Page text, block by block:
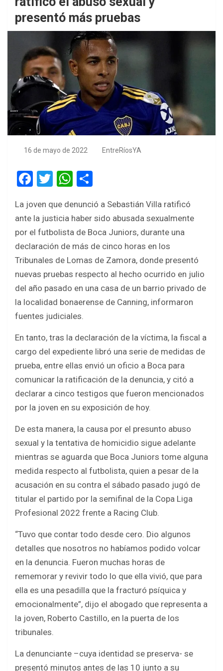
presentó más pruebas
16 de mayo de 2022 EntreRíosYA
F
ce
b
o
o
k
T
tt
er
W
at
s
A
p
p
ar
e
La joven que denunció a Sebastián Villa ratificó
ante la justicia haber sido abusada sexualmente
por el futbolista de Boca Juniors, durante una
declaración de más de cinco horas en los
Tribunales de Lomas de Zamora, donde presentó
nuevas pruebas respecto al hecho ocurrido en julio
del año pasado en una casa de un barrio privado de
la localidad bonaerense de Canning, informaron
fuentes judiciales.
En tanto, tras la declaración de la víctima, la fiscal a
cargo del expediente libró una serie de medidas de
prueba, entre ellas envió un oficio a Boca para
comunicar la ratificación de la denuncia, y citó a
declarar a cinco testigos que fueron mencionados
por la joven en su exposición de hoy.
De esta manera, la causa por el presunto abuso
sexual y la tentativa de homicidio sigue adelante
mientras se aguarda que Boca Juniors tome alguna
medida respecto al futbolista, quien a pesar de la
acusación en su contra el sábado pasado jugó de
titular el partido por la semifinal de la Copa Liga
Profesional 2022 frente a Racing Club.
“Tuvo que contar todo desde cero. Dio algunos
detalles que nosotros no habíamos podido volcar
en la denuncia. Fueron muchas horas de
rememorar y revivir todo lo que ella vivió, que para
ella es una pesadilla que la fracturó psíquica y
emocionalmente”, dijo el abogado que representa a
la joven, Roberto Castillo, en la puerta de los
tribunales.
La denunciante –cuya identidad se preserva- se
presentó minutos antes de las 10 junto a su